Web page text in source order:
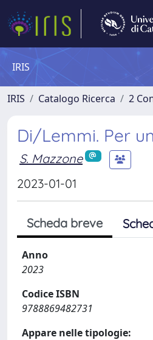
IRIS
IRIS Catalogo Ricerca 2
Di/Lemmi. Per
S. Mazzone
2023-01-01
Scheda breve
Anno
2023
Codice ISBN
9788869482731
Appare nelle tipologie: